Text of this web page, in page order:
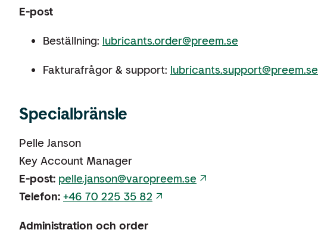
E-post
Beställning: lubricants.order@preem.se
Fakturafrågor & support: lubricants.support@preem.se
Specialbränsle
Pelle Janson
Key Account Manager
E-post: pelle.janson@varopreem.se
Telefon: +46 70 225 35 82
Administration och order